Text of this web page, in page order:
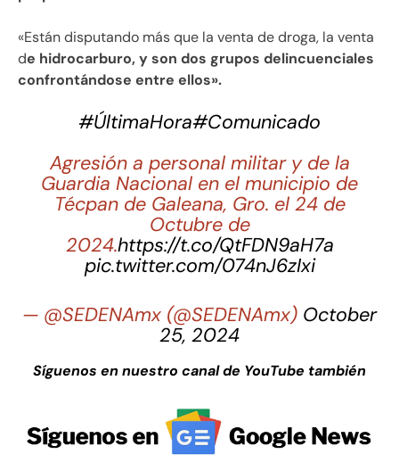
«Están disputando más que la venta de droga, la venta
de hidrocarburo, y son dos grupos delincuenciales
confrontándose entre ellos».
#ÚltimaHora#Comunicado
Agresión a personal militar y de la
Guardia Nacional en el municipio de
Técpan de Galeana, Gro. el 24 de
Octubre de
2024.https://t.co/QtFDN9aH7a
pic.twitter.com/074nJ6zIxi
— @SEDENAmx (@SEDENAmx) October
25, 2024
Síguenos en nuestro canal de YouTube también